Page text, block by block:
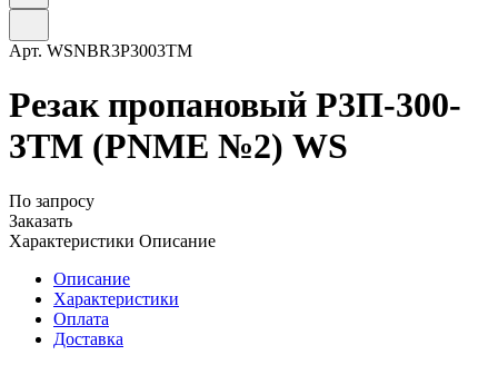
Арт. WSNBR3P3003TM
Резак пропановый Р3П-300-
3ТМ (PNME №2) WS
По запросу
Заказать
Характеристики Описание
Описание
Характеристики
Оплата
Доставка